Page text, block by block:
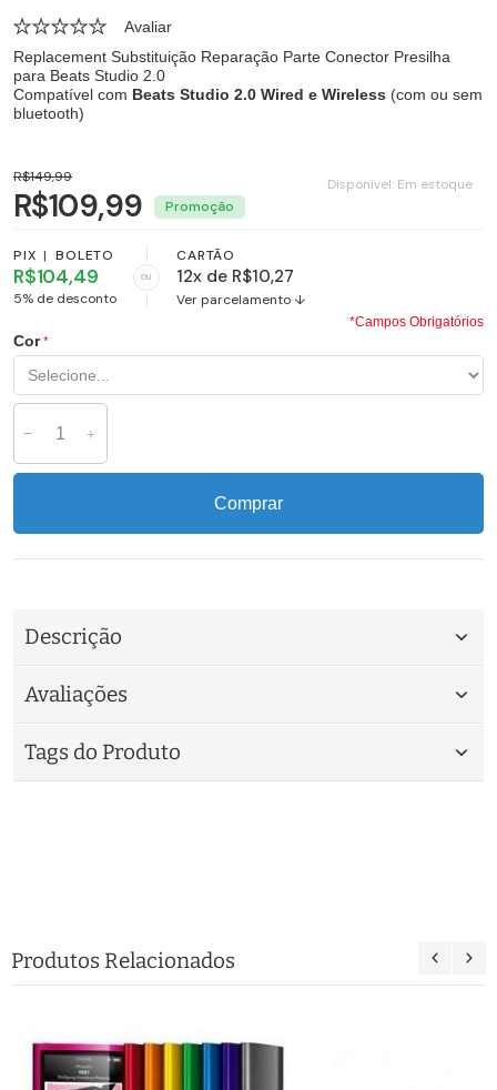
Avaliar
Replacement Substituição Reparação Parte Conector Presilha
para Beats Studio 2.0
Compatível com Beats Studio 2.0 Wired e Wireless (com ou sem
bluetooth)
Disponível: Em estoque
R$149,99
R$109,99
PIX | BOLETO
R$104,49
5% de desconto
ou
CARTÃO
12x de R$10,27
Ver parcelamento ↓
Cor
*Campos Obrigatórios
Comprar
Descrição
Avaliações
Tags do Produto
Produtos Relacionados